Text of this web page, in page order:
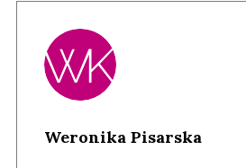
Weronika Pisarska